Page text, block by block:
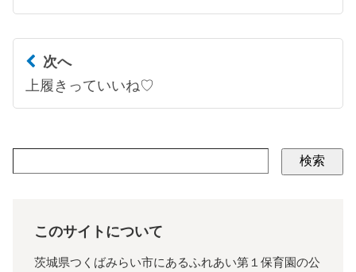
次へ
上履きっていいね♡
検索
このサイトについて
茨城県つくばみらい市にあるふれあい第１保育園の公